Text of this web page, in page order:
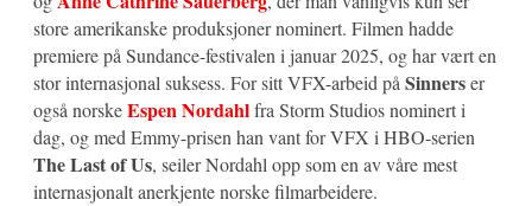
store amerikanske produksjoner nominert. Filmen hadde
premiere på Sundance-festivalen i januar 2025, og har vært en
stor internasjonal suksess. For sitt VFX-arbeid på Sinnerser
også norskeEspen Nordahlfra Storm Studios nominert i
dag, og med Emmy-prisen han vant for VFX i HBO-serien
The Last of Us, seiler Nordahl opp som en av våre mest
internasjonalt anerkjente norske filmarbeidere.